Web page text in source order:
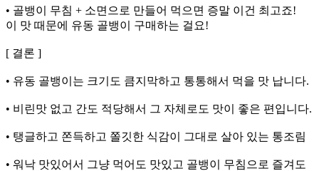
• 골뱅이 무침 + 소면으로 만들어 먹으면 증말 이건 최고죠!
이 맛 때문에 유동 골뱅이 구매하는 걸요!
[ 결론 ]
• 유동 골뱅이는 크기도 큼지막하고 통통해서 먹을 맛 납니다.
• 비린맛 없고 간도 적당해서 그 자체로도 맛이 좋은 편입니다.
• 탱글하고 쫀득하고 쫄깃한 식감이 그대로 살아 있는 통조림
• 워낙 맛있어서 그냥 먹어도 맛있고 골뱅이 무침으로 즐겨도